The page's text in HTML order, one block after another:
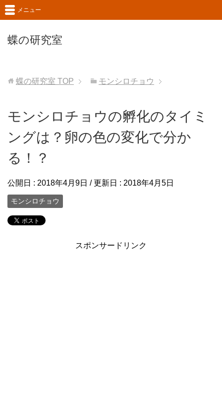
蝶の研究室
メニュー
蝶の研究室 TOP モンシロチョウ
モンシロチョウの孵化のタイミ
ングは？卵の色の変化で分か
る！？
公開日 : 2018年4月9日 / 更新日 : 2018年4月5日
モンシロチョウ
スポンサードリンク